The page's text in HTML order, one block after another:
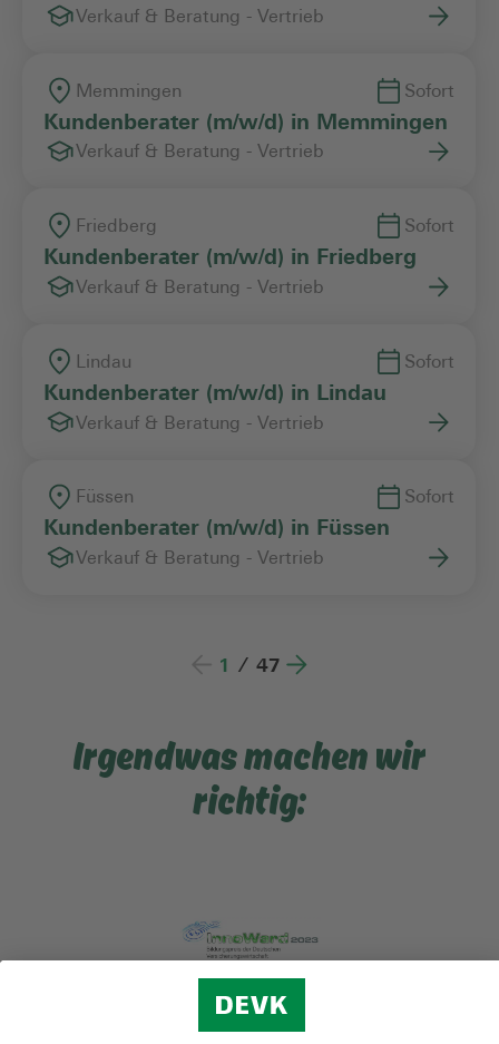
Verkauf & Beratung - Vertrieb
Memmingen Sofort
Kundenberater (m/w/d) in Memmingen
Verkauf & Beratung - Vertrieb
Friedberg Sofort
Kundenberater (m/w/d) in Friedberg
Verkauf & Beratung - Vertrieb
Lindau Sofort
Kundenberater (m/w/d) in Lindau
Verkauf & Beratung - Vertrieb
Füssen Sofort
Kundenberater (m/w/d) in Füssen
Verkauf & Beratung - Vertrieb
1 / 47
Irgendwas machen wir
richtig: